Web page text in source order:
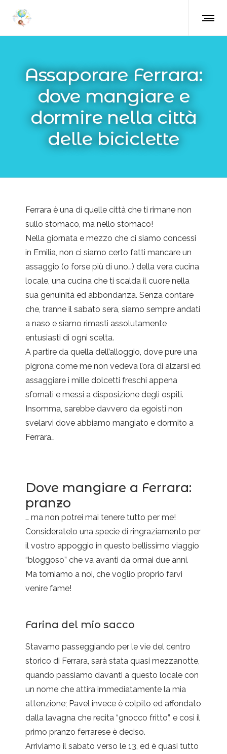
Assaporare Ferrara:
dove mangiare e
dormire nella città
delle biciclette
Ferrara è una di quelle città che ti rimane non
sullo stomaco, ma nello stomaco!
Nella giornata e mezzo che ci siamo concessi
in Emilia, non ci siamo certo fatti mancare un
assaggio (o forse più di uno…) della vera cucina
locale, una cucina che ti scalda il cuore nella
sua genuinità ed abbondanza. Senza contare
che, tranne il sabato sera, siamo sempre andati
a naso e siamo rimasti assolutamente
entusiasti di ogni scelta.
A partire da quella dell’alloggio, dove pure una
pigrona come me non vedeva l’ora di alzarsi ed
assaggiare i mille dolcetti freschi appena
sfornati e messi a disposizione degli ospiti.
Insomma, sarebbe davvero da egoisti non
svelarvi dove abbiamo mangiato e dormito a
Ferrara…
Dove mangiare a Ferrara:
pranzo
… ma non potrei mai tenere tutto per me!
Consideratelo una specie di ringraziamento per
il vostro appoggio in questo bellissimo viaggio
“bloggoso” che va avanti da ormai due anni.
Ma torniamo a noi, che voglio proprio farvi
venire fame!
Farina del mio sacco
Stavamo passeggiando per le vie del centro
storico di Ferrara, sarà stata quasi mezzanotte,
quando passiamo davanti a questo locale con
un nome che attira immediatamente la mia
attenzione; Pavel invece è colpito ed affondato
dalla lavagna che recita “gnocco fritto”, e così il
primo pranzo ferrarese è deciso.
Arriviamo il sabato verso le 13, ed è quasi tutto